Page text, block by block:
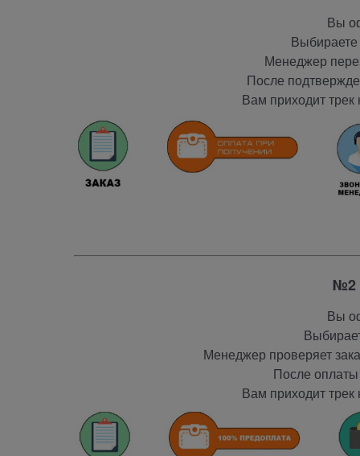
Вы
Менеджер
После
Вам приходит
№2
Вы
Менеджер проверяет
После
Вам приходит